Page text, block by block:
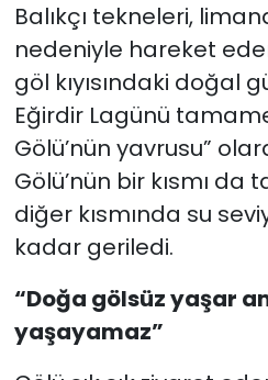
Balıkçı tekneleri,
nedeniyle hareket
göl kıyısındaki doğal
Eğirdir Lagünü
Gölü’nün yavrusu”
Gölü’nün bir kısmı
diğer kısmında su
kadar geriledi.
“Doğa gölsüz yaşar
yaşayamaz”